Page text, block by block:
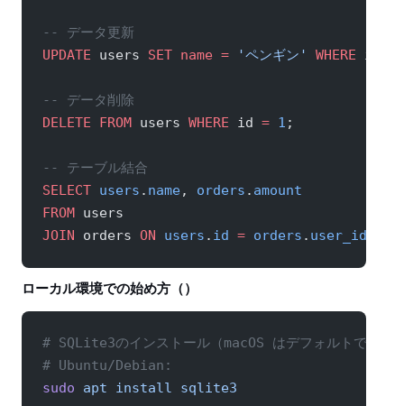
-- データ更新
UPDATE users SET name = 'ペンギン' WHERE id
-- データ削除
DELETE FROM users WHERE id = 1 ;
-- テーブル結合
SELECT users . name, orders . amount
FROM users
JOIN orders ON users . id = orders . user_id
ローカル環境での始め方（SQLite）
# SQLite3のインストール（macOS はデフォルトで入っ
# Ubuntu/Debian:
sudo apt install sqlite3